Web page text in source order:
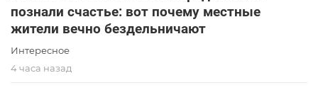
познали счастье: вот почему местные
жители вечно бездельничают
Интересное
4 часа назад